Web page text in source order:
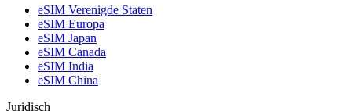
eSIM Verenigde Staten
eSIM Europa
eSIM Japan
eSIM Canada
eSIM India
eSIM China
Juridisch